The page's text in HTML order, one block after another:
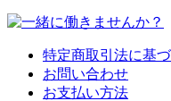
特定商取引法に基
お問い合わせ
お支払い方法